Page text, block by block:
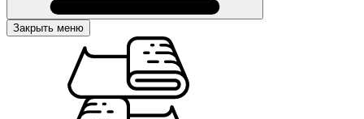
Закрыть меню